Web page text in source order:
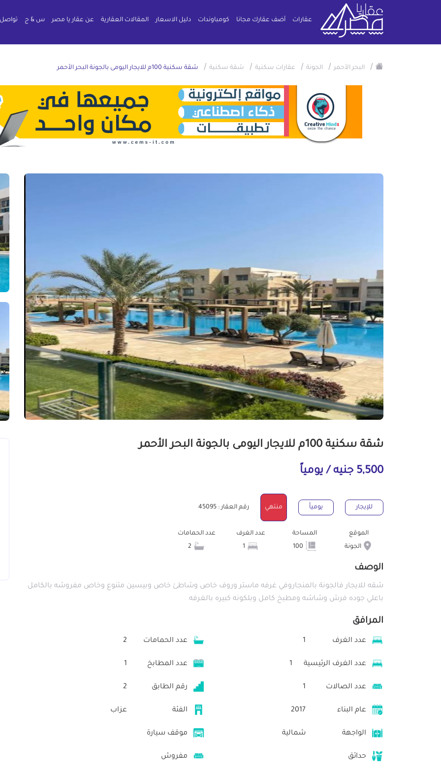
عقارات أضف عقارك مجانا كومباوندات دليل الاسعار المقالات العقارية عن عقار يا مصر س & ج
/ البحر الأحمر / الجونة / عقارات سكنية / شقة سكنية / شقة سكنية 100م للايجار اليومى بالجونة البحر الأحمر
شقة سكنية 100م للايجار اليومى بالجونة البحر الأحمر
5,500 جنيه / يومياً
للإيجار يومياً منتهي رقم العقار : 45095
الموقع
الجونة
المساحة
عدد الغرف
عدد الحمامات
الوصف
شقه للايجار فالجونة بالمنجاروفي غرفه ماستر وروف خاص وشاطئ خاص وبيسين متنوع وخاص مفروشه بالكامل
باعلي جوده فرش وشاشه ومطبخ كامل وبلكونه كبيره بالغرفه
المرافق
عدد الغرف 1 عدد الحمامات 2
عدد الغرف الرئيسية 1 عدد المطابخ 1
عدد الصالات 1 رقم الطابق 2
عام البناء 2017 الفئة عزاب
الواجهة شمالية موقف سيارة
حدائق مفروش